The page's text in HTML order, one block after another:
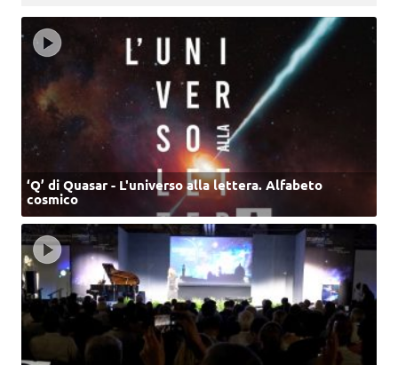
‘Q’ di Quasar - L'universo alla lettera. Alfabeto
cosmico